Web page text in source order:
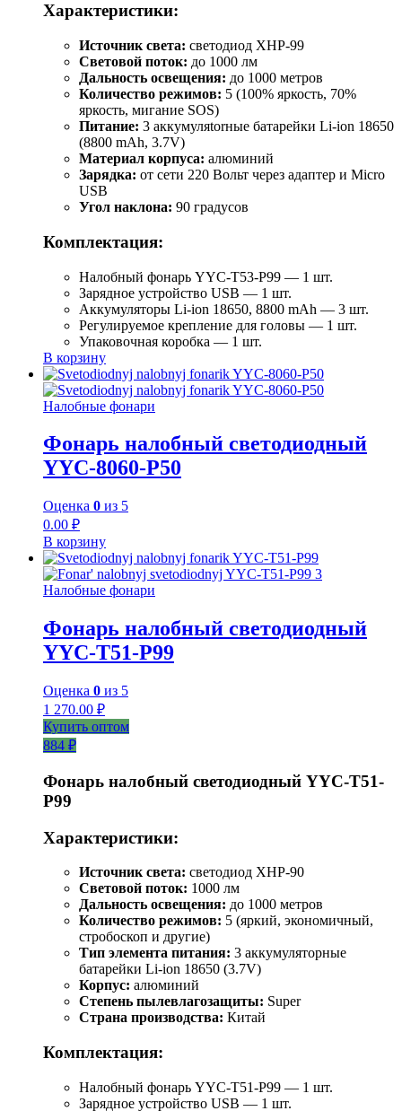
Характеристики:
Источник света: светодиод XHP-99
Световой поток: до 1000 лм
Дальность освещения: до 1000 метров
Количество режимов: 5 (100% яркость, 70%
яркость, мигание SOS)
Питание: 3 аккумуляtorные батарейки Li-ion 18650
(8800 mAh, 3.7V)
Материал корпуса: алюминий
Зарядка: от сети 220 Вольт через адаптер и Micro
USB
Угол наклона: 90 градусов
Комплектация:
Налобный фонарь YYC-T53-P99 — 1 шт.
Зарядное устройство USB — 1 шт.
Аккумуляторы Li-ion 18650, 8800 mAh — 3 шт.
Регулируемое крепление для головы — 1 шт.
Упаковочная коробка — 1 шт.
В корзину
Налобные фонари
Фонарь налобный светодиодный
YYC-8060-P50
Оценка 0 из 5
0.00 ₽
В корзину
Налобные фонари
Фонарь налобный светодиодный
YYC-T51-P99
Оценка 0 из 5
1 270.00 ₽
Купить оптом
884 ₽
Фонарь налобный светодиодный YYC-T51-
P99
Характеристики:
Источник света: светодиод XHP-90
Световой поток: 1000 лм
Дальность освещения: до 1000 метров
Количество режимов: 5 (яркий, экономичный,
стробоскоп и другие)
Тип элемента питания: 3 аккумуляторные
батарейки Li-ion 18650 (3.7V)
Корпус: алюминий
Степень пылевлагозащиты: Super
Страна производства: Китай
Комплектация:
Налобный фонарь YYC-T51-P99 — 1 шт.
Зарядное устройство USB — 1 шт.